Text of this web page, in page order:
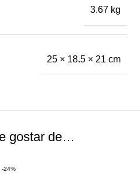
3.67 kg
25 × 18.5 × 21 cm
gostar de…
-24%